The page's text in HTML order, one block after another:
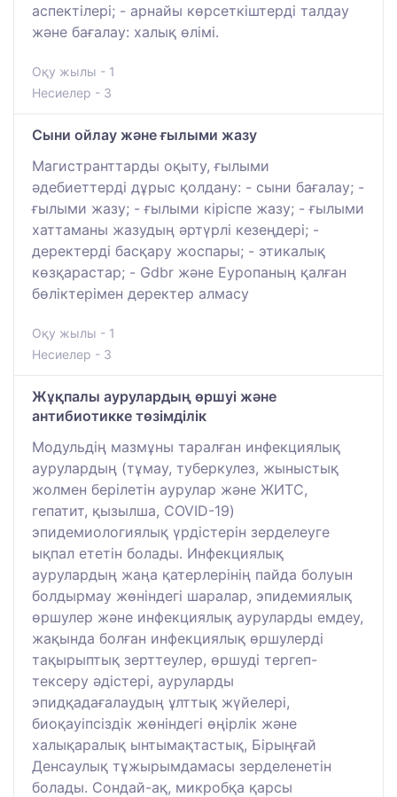
аспектілері; - арнайы көрсеткіштерді талдау
және бағалау: халық өлімі.
Оқу жылы - 1
Несиелер - 3
Сыни ойлау және ғылыми жазу
Магистранттарды оқыту, ғылыми
әдебиеттерді дұрыс қолдану: - сыни бағалау; -
ғылыми жазу; - ғылыми кіріспе жазу; - ғылыми
хаттаманы жазудың әртүрлі кезеңдері; -
деректерді басқару жоспары; - этикалық
көзқарастар; - Gdbr және Еуропаның қалған
бөліктерімен деректер алмасу
Оқу жылы - 1
Несиелер - 3
Жұқпалы аурулардың өршуі және
антибиотикке төзімділік
Модульдің мазмұны таралған инфекциялық
аурулардың (тұмау, туберкулез, жыныстық
жолмен берілетін аурулар және ЖИТС,
гепатит, қызылша, COVID-19)
эпидемиологиялық үрдістерін зерделеуге
ықпал ететін болады. Инфекциялық
аурулардың жаңа қатерлерінің пайда болуын
болдырмау жөніндегі шаралар, эпидемиялық
өршулер және инфекциялық ауруларды емдеу,
жақында болған инфекциялық өршулерді
тақырыптық зерттеулер, өршуді тергеп-
тексеру әдістері, ауруларды
эпидқадағалаудың ұлттық жүйелері,
биоқауіпсіздік жөніндегі өңірлік және
халықаралық ынтымақтастық, Бірыңғай
Денсаулық тұжырымдамасы зерделенетін
болады. Сондай-ақ, микробқа қарсы